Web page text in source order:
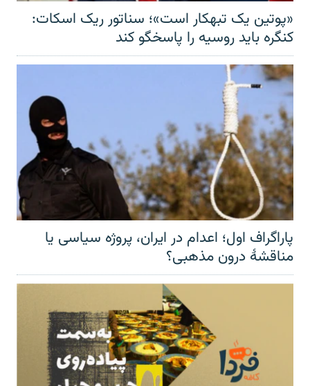
«پوتین یک تبهکار است»؛ سناتور ریک اسکات:
کنگره باید روسیه را پاسخگو کند
پاراگراف اول؛ اعدام در ایران، پروژه سیاسی یا
مناقشهٔ درون مذهبی؟